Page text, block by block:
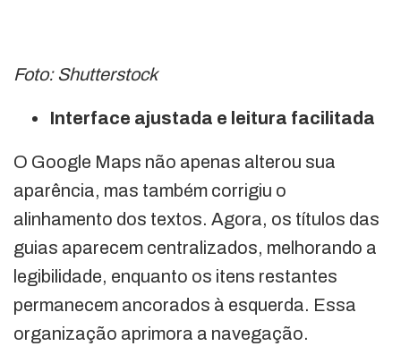
Foto: Shutterstock
Interface ajustada e leitura facilitada
O Google Maps não apenas alterou sua
aparência, mas também corrigiu o
alinhamento dos textos. Agora, os títulos das
guias aparecem centralizados, melhorando a
legibilidade, enquanto os itens restantes
permanecem ancorados à esquerda. Essa
organização aprimora a navegação.